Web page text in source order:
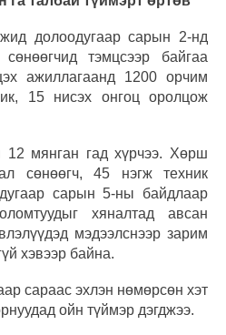
долоодугаар сарын 2-нд
тэмцсээр байгаа
ажиллагаанд 1200 орчим
15 нисэх онгоц оролцож
12 мянган гад хүрчээ. Хөрш
сөнөөгч, 45 нэгж техник
сарын 5-ны байдлаар
хяналтад авсан
мэдээлснээр зарим
хэвээр байна.
сараас эхлэн нөмөрсөн хэт
ойн түймэр дэгджээ.